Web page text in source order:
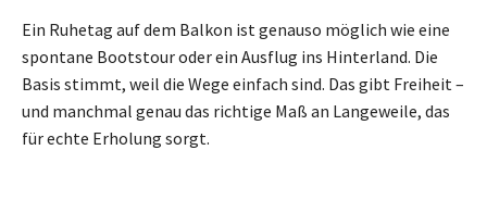
Ein Ruhetag auf dem Balkon ist genauso möglich wie eine
spontane Bootstour oder ein Ausflug ins Hinterland. Die
Basis stimmt, weil die Wege einfach sind. Das gibt Freiheit –
und manchmal genau das richtige Maß an Langeweile, das
für echte Erholung sorgt.